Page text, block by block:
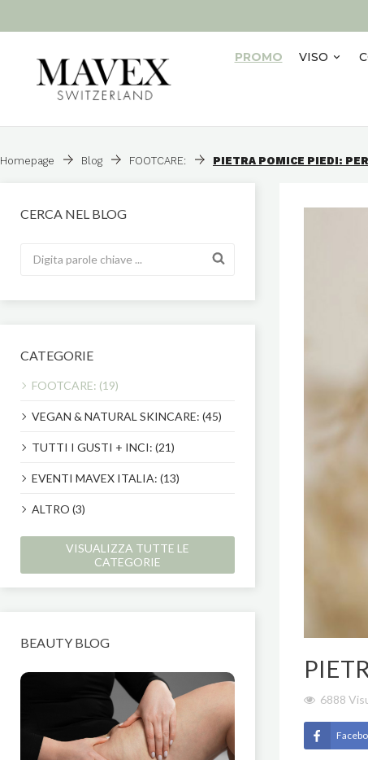
PROMO VISO
Homepage Blog FOOTCARE: PIETRA POMICE PIEDI:
CERCA NEL BLOG
CATEGORIE
FOOTCARE: (19)
VEGAN & NATURAL SKINCARE: (45)
TUTTI I GUSTI + INCI: (21)
EVENTI MAVEX ITALIA: (13)
ALTRO (3)
VISUALIZZA TUTTE LE
CATEGORIE
BEAUTY BLOG
6888